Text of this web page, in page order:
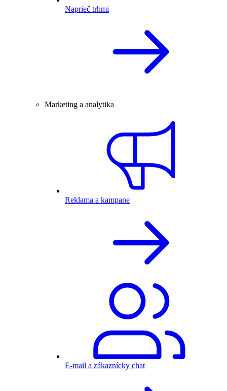
Naprieč trhmi
Marketing a analytika
Reklama a kampane
E-mail a zákaznícky chat